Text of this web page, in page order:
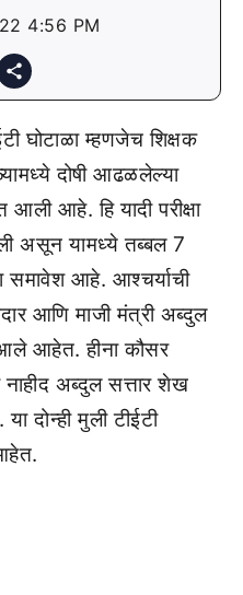
4:56 PM
घोटाळा म्हणजेच शिक्षक
दोषी आढळलेल्या
आली आहे. हि यादी परीक्षा
असून यामध्ये तब्बल 7
समावेश आहे. आश्चर्याची
आणि माजी मंत्री अब्दुल
आले आहेत. हीना कौसर
अब्दुल सत्तार शेख
दोन्ही मुली टीईटी